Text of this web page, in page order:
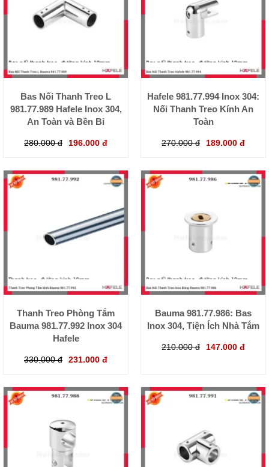
Bas Nối Thanh Treo L
981.77.989 Hafele Inox 304,
An Toàn và Bền Bỉ
280.000 đ 196.000 đ
Hafele 981.77.994 Inox 304:
Nối Thanh Treo Kính An
Toàn
270.000 đ 189.000 đ
Thanh Treo Phòng Tắm
Bauma 981.77.992 Inox 304
Hafele
330.000 đ 231.000 đ
Bauma 981.77.986: Bas
Inox 304, Tiện Ích Nhà Tắm
210.000 đ 147.000 đ